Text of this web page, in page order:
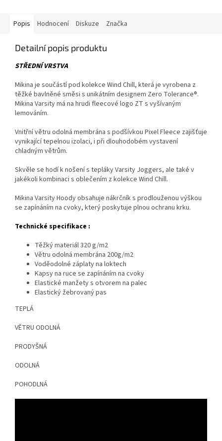
Popis Hodnocení Diskuze Značka
Detailní popis produktu
STŘEDNÍ VRSTVA
Mikina je součástí pod kolekce Wind Chill, která je vyrobena z
těžké bavlněné směsi s unikátním designem Zero Tolerance®.
Mikina Varsity má na hrudi fleecové logo ZT s vyšívaným
lemováním.
Vnitřní větru odolná membrána s podšívkou Pixel Fleece zajišťuje
vynikající tepelnou izolaci, i při dlouhodobém vystavení
chladným větrům.
Skvěle se hodí k nošení s tepláky Varsity Joggers, ale také v
jakékoli kombinaci s oblečením z kolekce Wind Chill.
Mikina Varsity Hoody obsahuje nákrčník s prodlouženou výškou
se zapínáním na cvoky, který poskytuje plnou ochranu krku.
Technické specifikace :
Těžký materiál 320 g/m2
Větru odolná membrána 200g/m2
Voděodolné záplaty na loktech
Kapsy na ruce se zapínáním na cvoky
Elastické manžety s otvorem na palec
Elastický žebrovaný pas
TEPLÁ
VĚTRU ODOLNÁ
PRODYŠNÁ
ODOLNÁ
POHODLNÁ